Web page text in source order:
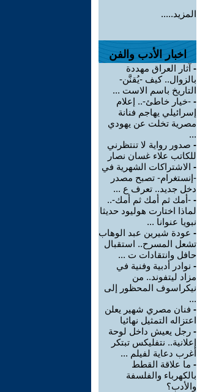
المزيد.....
اخبار الأدب والفن
- آثار العراق مهددة
بالزوال.. كيف -يُقنَّن-
التاريخ باسم الاست ...
- -خيار خاطئ-.. إعلام
إسرائيلي يهاجم فنانة
مصرية تخلت عن يهودي
...
- صدور رواية لا تنتظرني
للكاتب علاء غسان نصار
- الاشتراكات الشهرية في
-إنستغرام- تصبح مصدر
دخل جديد.. تعرف ع ...
- -أمك ثم أمك ثم أمك-..
لماذا اختارت هوليود حديثا
نبويا عنوانا ...
- عودة شيرين عبد الوهاب
تشعل المسرح.. استقبال
حافل وانتقادات ت ...
- نوادر أدبية وفنية في
مزاد ليتفوند.. من
نيكراسوف المحظور إلى
...
- فنان مصري شهير يعلن
اعتزاله التمثيل نهائيا
- رجل يعيش داخل لوحة
إعلانية.. نتفليكس تبتكر
أغرب دعاية لفيلم ...
- ما علاقة القطط
بالكهرباء والفلسفة
والأدب؟